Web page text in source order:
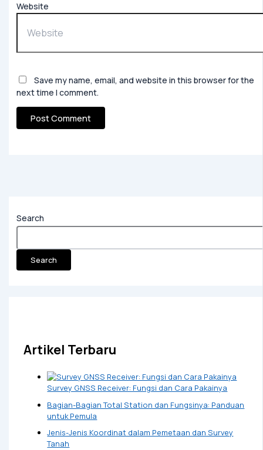
Search
Search
Artikel Terbaru
Survey GNSS Receiver: Fungsi dan Cara Pakainya
Bagian-Bagian Total Station dan Fungsinya: Panduan
untuk Pemula
Jenis-Jenis Koordinat dalam Pemetaan dan Survey
Tanah
Website
Save my name, email, and website in this browser for the
next time I comment.